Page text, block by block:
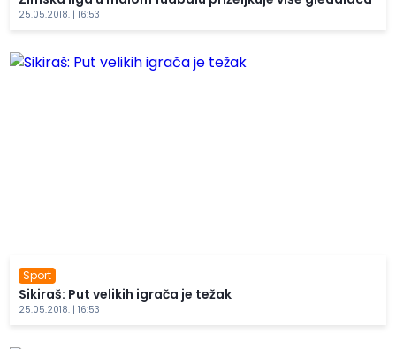
25.05.2018. | 16:53
Sport
Sikiraš: Put velikih igrača je težak
25.05.2018. | 16:53